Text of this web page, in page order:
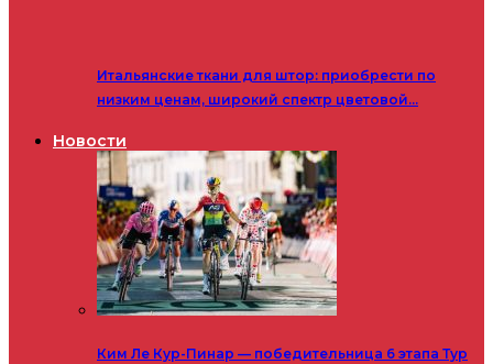
Итальянские ткани для штор: приобрести по
низким ценам, широкий спектр цветовой…
Новости
Ким Ле Кур-Пинар — победительница 6 этапа Тур